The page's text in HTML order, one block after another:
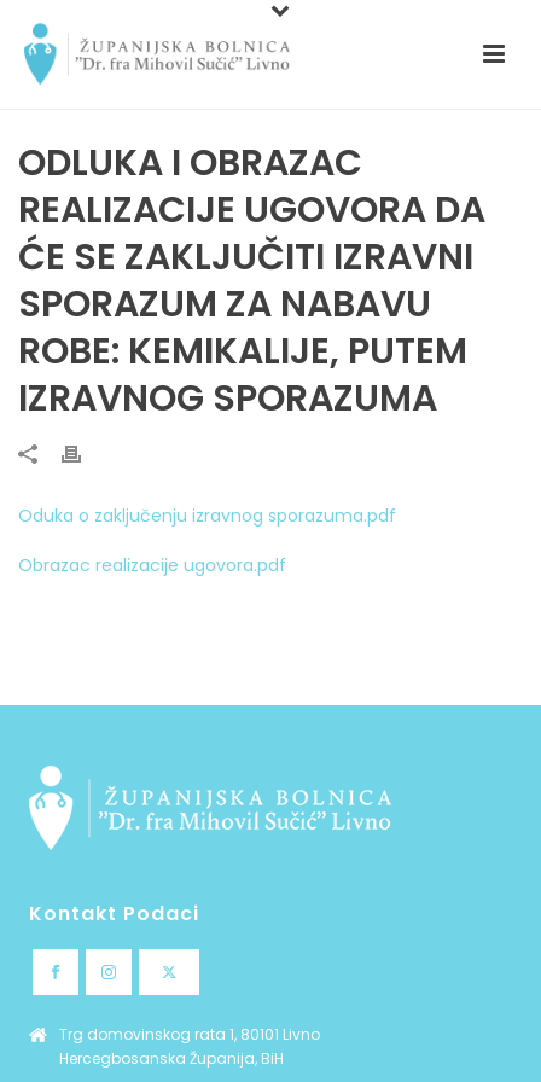
ODLUKA I OBRAZAC
REALIZACIJE UGOVORA DA
ĆE SE ZAKLJUČITI IZRAVNI
SPORAZUM ZA NABAVU
ROBE: KEMIKALIJE, PUTEM
IZRAVNOG SPORAZUMA
Oduka o zaključenju izravnog sporazuma.pdf
Obrazac realizacije ugovora.pdf
Kontakt Podaci
Trg domovinskog rata 1, 80101 Livno
Hercegbosanska Županija, BiH